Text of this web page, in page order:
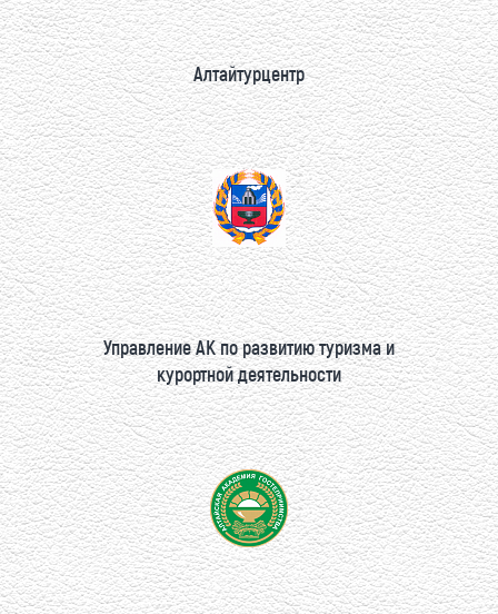
Алтайтурцентр
Управление АК по развитию туризма и
курортной деятельности